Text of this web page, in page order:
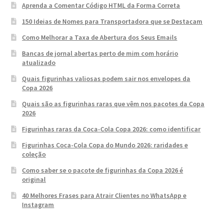
Aprenda a Comentar Código HTML da Forma Correta
150 Ideias de Nomes para Transportadora que se Destacam
Como Melhorar a Taxa de Abertura dos Seus Emails
Bancas de jornal abertas perto de mim com horário
atualizado
Quais figurinhas valiosas podem sair nos envelopes da
Copa 2026
Quais são as figurinhas raras que vêm nos pacotes da Copa
2026
Figurinhas raras da Coca-Cola Copa 2026: como identificar
Figurinhas Coca-Cola Copa do Mundo 2026: raridades e
coleção
Como saber se o pacote de figurinhas da Copa 2026 é
original
40 Melhores Frases para Atrair Clientes no WhatsApp e
Instagram